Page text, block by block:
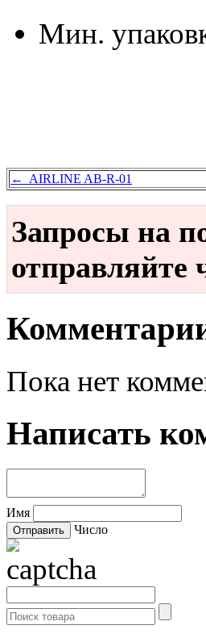
Мин.
← AIRLINE AB-R-01
Запросы на
отправляйте
Пока нет
Написать
Имя
Число